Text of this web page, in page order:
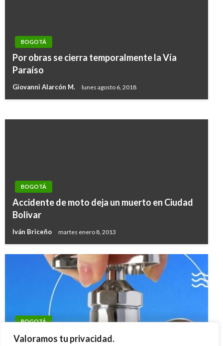
Valoramos tu privacidad.
BOGOTÁ
Por obras se cierra temporalmente la Vía
Paraíso
Giovanni Alarcón M. lunes agosto 6, 2018
“No se puede improvisar con la movilidad de
BOGOTÁ
Accidente de moto deja un muerto en Ciudad
Bolivar
Iván Briceño martes enero 8, 2013
BOGOTÁ
Cortes de agua de este lunes 12 y martes 13